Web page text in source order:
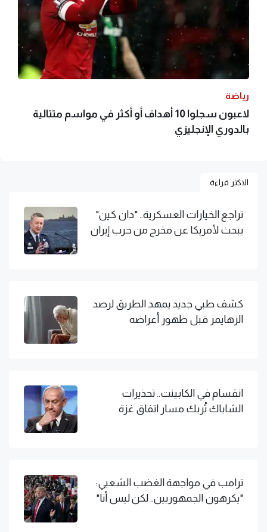
رياضة
لاعبون سجلوا 10 أهداف أو أكثر في مواسم متتالية
بالدوري الإنجليزي
الاكثر قراءة
تراجع الخيارات العسكرية.. "دان كين"
يبحث لأمريكا عن مخرج من حرب إيران
كشف طبي جديد يمهد الطريق لرصد
الزهايمر قبل ظهور أعراضه
انقسام في الكابينت.. تحذيرات
الشاباك تُربك مسار اتفاق غزة
ترامب في مواجهة الغضب الشعبي:
"يكرهون الجمهوريين.. لكن ليس أنا"